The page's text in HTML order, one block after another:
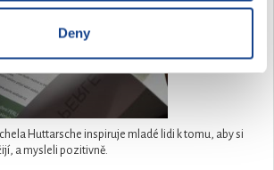
Deny
Huttarsche inspiruje mladé lidi k tomu, aby si
a mysleli pozitivně.